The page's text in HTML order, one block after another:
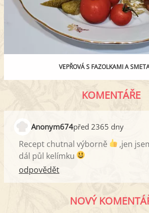
VEPŘOVÁ S FAZOLKAMI A
KOMENTÁŘE
Anonym674před 2365 dny
Recept chutnal výborně
,jen
dál půl kelímku
odpovědět
NOVÝ